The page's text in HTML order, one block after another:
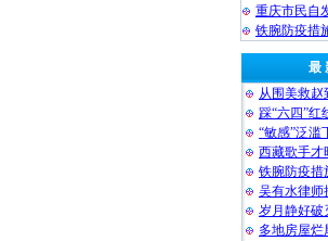
重庆市民自
铁腕防疫措
最
从围美救赵
踩“六四”红
“敏感”泛滥
西藏歌手才
铁腕防疫措
吴有水律师
岁月静好破
多地房屋烂